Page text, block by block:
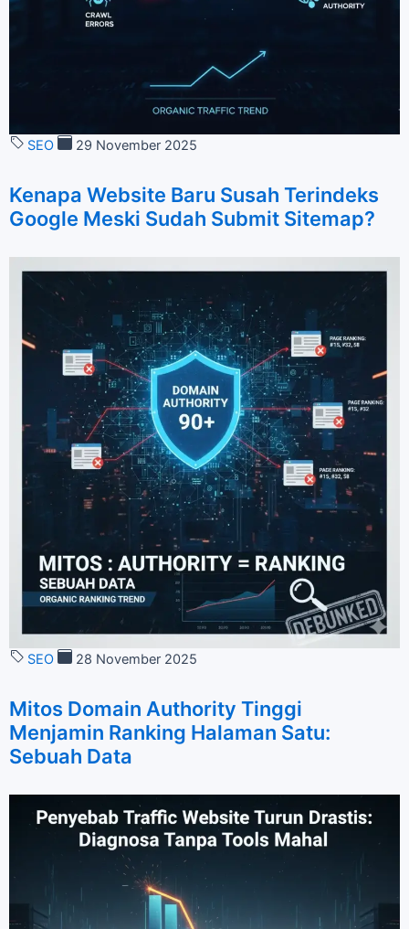
SEO 29 November 2025
Kenapa Website Baru Susah Terindeks
Google Meski Sudah Submit Sitemap?
SEO 28 November 2025
Mitos Domain Authority Tinggi
Menjamin Ranking Halaman Satu:
Sebuah Data